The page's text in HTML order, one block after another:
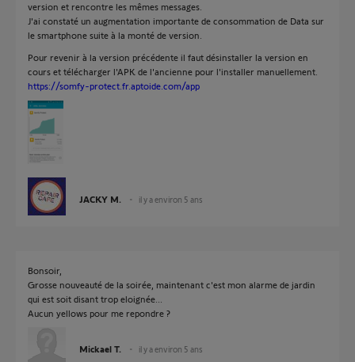
version et rencontre les mêmes messages.
J'ai constaté un augmentation importante de consommation de Data sur
le smartphone suite à la monté de version.
Pour revenir à la version précédente il faut désinstaller la version en
cours et télécharger l'APK de l'ancienne pour l'installer manuellement.
https://somfy-protect.fr.aptoide.com/app
JACKY M. il y a environ 5 ans
Bonsoir,
Grosse nouveauté de la soirée, maintenant c'est mon alarme de jardin
qui est soit disant trop eloignée...
Aucun yellows pour me repondre ?
Mickael T. il y a environ 5 ans